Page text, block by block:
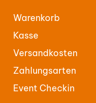
Warenkorb
Kasse
Versandkosten
Zahlungsarten
Event Checkin